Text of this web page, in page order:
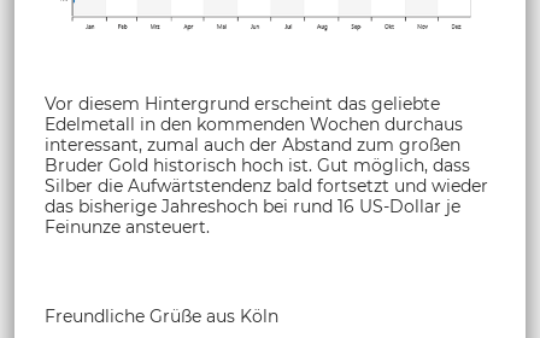
Vor diesem Hintergrund erscheint das geliebte
Edelmetall in den kommenden Wochen durchaus
interessant, zumal auch der Abstand zum großen
Bruder Gold historisch hoch ist. Gut möglich, dass
Silber die Aufwärtstendenz bald fortsetzt und wieder
das bisherige Jahreshoch bei rund 16 US-Dollar je
Feinunze ansteuert.
Freundliche Grüße aus Köln